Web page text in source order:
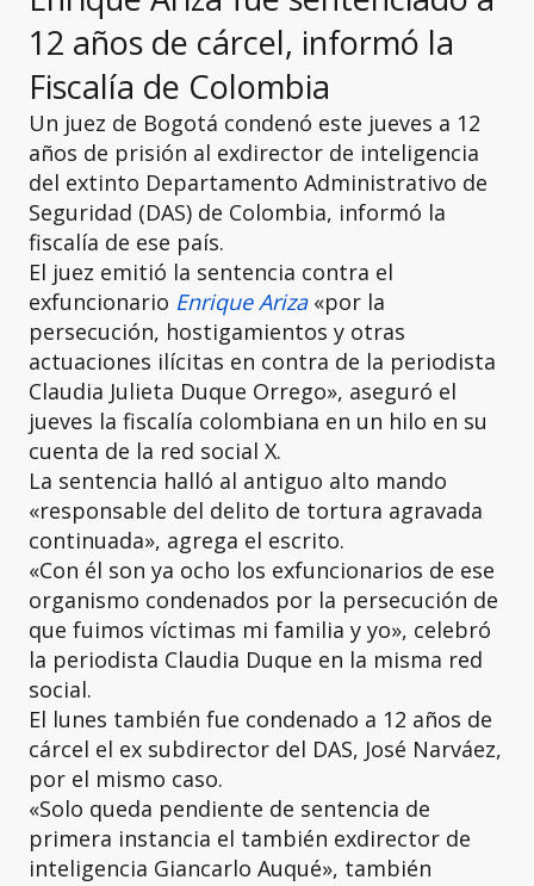
12 años de cárcel, informó la
Fiscalía de Colombia
Un juez de Bogotá condenó este jueves a 12
años de prisión al exdirector de inteligencia
del extinto Departamento Administrativo de
Seguridad (DAS) de Colombia, informó la
fiscalía de ese país.
El juez emitió la sentencia contra el
exfuncionario Enrique Ariza«por la
persecución, hostigamientos y otras
actuaciones ilícitas en contra de la periodista
Claudia Julieta Duque Orrego», aseguró el
jueves la fiscalía colombiana en un hilo en su
cuenta de la red social X.
La sentencia halló al antiguo alto mando
«responsable del delito de tortura agravada
continuada», agrega el escrito.
«Con él son ya ocho los exfuncionarios de ese
organismo condenados por la persecución de
que fuimos víctimas mi familia y yo», celebró
la periodista Claudia Duque en la misma red
social.
El lunes también fue condenado a 12 años de
cárcel el ex subdirector del DAS, José Narváez,
por el mismo caso.
«Solo queda pendiente de sentencia de
primera instancia el también exdirector de
inteligencia Giancarlo Auqué», también